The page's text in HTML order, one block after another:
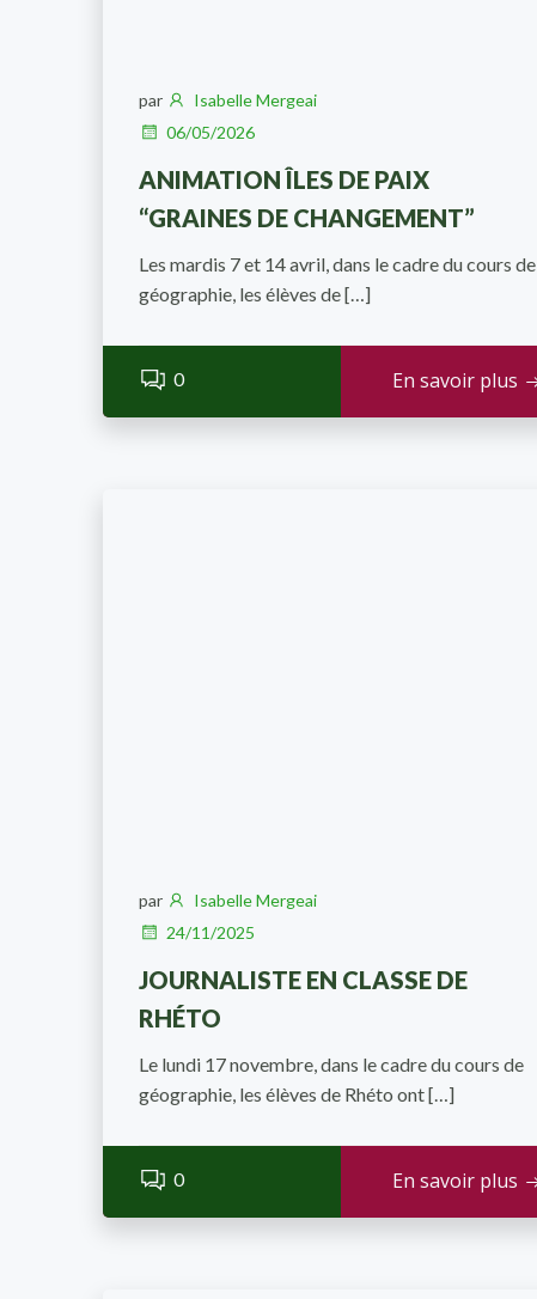
par
Isabelle Mergeai
06/05/2026
ANIMATION ÎLES DE PAIX
“GRAINES DE CHANGEMENT”
Les mardis 7 et 14 avril, dans le cadre du cours de
géographie, les élèves de […]
0 En savoir plus
par
Isabelle Mergeai
24/11/2025
JOURNALISTE EN CLASSE DE
RHÉTO
Le lundi 17 novembre, dans le cadre du cours de
géographie, les élèves de Rhéto ont […]
0 En savoir plus